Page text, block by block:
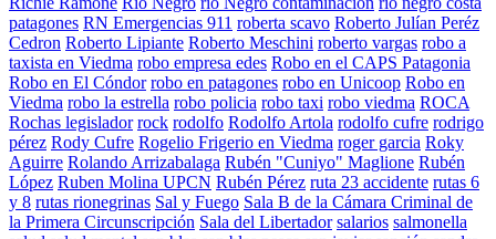
patagones RN Emergencias 911 roberta scavo Roberto Julían Peréz
Cedron Roberto Lipiante Roberto Meschini roberto vargas robo a
taxista en Viedma robo empresa edes Robo en el CAPS Patagonia
Robo en El Cóndor robo en patagones robo en Unicoop Robo en
Viedma robo la estrella robo policia robo taxi robo viedma ROCA
Rochas legislador rock rodolfo Rodolfo Artola rodolfo cufre rodrigo
pérez Rody Cufre Rogelio Frigerio en Viedma roger garcia Roky
Aguirre Rolando Arrizabalaga Rubén "Cuniyo" Maglione Rubén
López Ruben Molina UPCN Rubén Pérez ruta 23 accidente rutas 6
y 8 rutas rionegrinas Sal y Fuego Sala B de la Cámara Criminal de
la Primera Circunscripción Sala del Libertador salarios salmonella